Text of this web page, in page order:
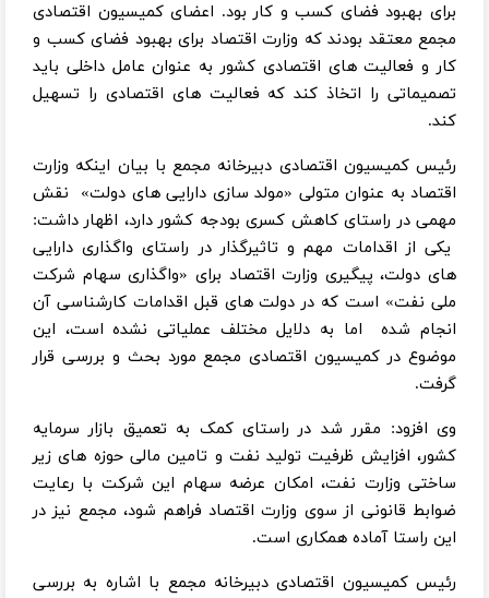
برای بهبود فضای کسب و کار بود. اعضای کمیسیون اقتصادی
مجمع معتقد بودند که وزارت اقتصاد برای بهبود فضای کسب و
کار و فعالیت های اقتصادی کشور به عنوان عامل داخلی باید
تصمیماتی را اتخاذ کند که فعالیت های اقتصادی را تسهیل
کند.
رئیس کمیسیون اقتصادی دبیرخانه مجمع با بیان اینکه وزارت
اقتصاد به عنوان متولی «مولد سازی دارایی های دولت» نقش
مهمی در راستای کاهش کسری بودجه کشور دارد، اظهار داشت:
یکی از اقدامات مهم و تاثیرگذار در راستای واگذاری دارایی
های دولت، پیگیری وزارت اقتصاد برای «واگذاری سهام شرکت
ملی نفت» است که در دولت های قبل اقدامات کارشناسی آن
انجام شده اما به دلایل مختلف عملیاتی نشده است، این
موضوع در کمیسیون اقتصادی مجمع مورد بحث و بررسی قرار
گرفت.
وی افزود: مقرر شد در راستای کمک به تعمیق بازار سرمایه
کشور، افزایش ظرفیت تولید نفت و تامین مالی حوزه های زیر
ساختی وزارت نفت، امکان عرضه سهام این شرکت با رعایت
ضوابط قانونی از سوی وزارت اقتصاد فراهم شود، مجمع نیز در
این راستا آماده همکاری است.
رئیس کمیسیون اقتصادی دبیرخانه مجمع با اشاره به بررسی